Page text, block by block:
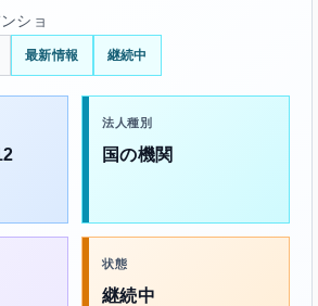
ショ
最新情報 継続中
法人種別
国の機関
状態
継続中